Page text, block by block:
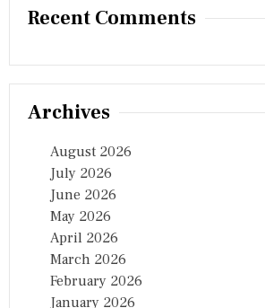
Recent Comments
Archives
August 2026
July 2026
June 2026
May 2026
April 2026
March 2026
February 2026
January 2026